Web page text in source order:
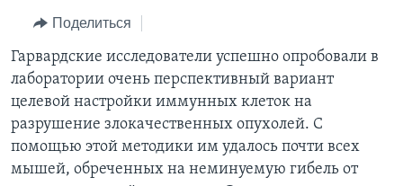
навигации
Перейти
поиск
НОВОСТИ ЗА МИНУТУ
ИТОГИ
ПОЧЕМУ ЭТО ВАЖНО?
ДИСКУССИЯ VOA
ДЕТАЛИ
УЧИМ АНГЛИЙСКИЙ
НАША АМЕРИКАНСКАЯ ИСТОРИЯ
А КАК В АМЕРИКЕ?
АРТЕФАКТЫ
АМЕРИКАНСКИЕ ГОРОДКИ
ЭКСПЕРТИЗА
ИНТЕРВЬЮ
ФАКТЫ ПРОТИВ ФЕЙКОВ
ЗА СВОБОДУ ПРЕССЫ
УЧИМ АНГЛИЙСКИЙ
Поделиться
Гарвардские исследователи успешно опробовали в
лаборатории очень перспективный вариант
целевой настройки иммунных клеток на
разрушение злокачественных опухолей. С
помощью этой методики им удалось почти всех
мышей, обреченных на неминуемую гибель от